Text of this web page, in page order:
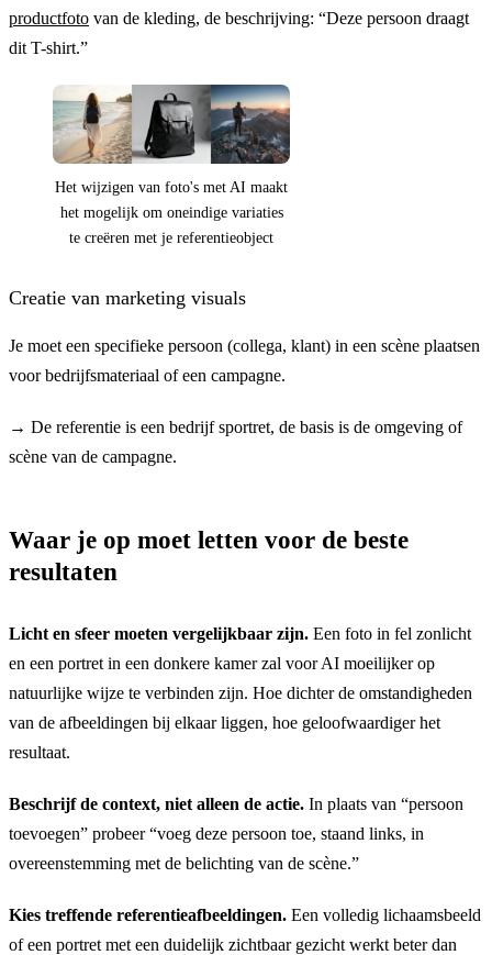
productfoto van de kleding, de beschrijving: “Deze persoon draagt
dit T-shirt.”
Het wijzigen van foto's met AI maakt
het mogelijk om oneindige variaties
te creëren met je referentieobject
Creatie van marketing visuals
Je moet een specifieke persoon (collega, klant) in een scène plaatsen
voor bedrijfsmateriaal of een campagne.
→ De referentie is een bedrijf sportret, de basis is de omgeving of
scène van de campagne.
Waar je op moet letten voor de beste
resultaten
Licht en sfeer moeten vergelijkbaar zijn. Een foto in fel zonlicht
en een portret in een donkere kamer zal voor AI moeilijker op
natuurlijke wijze te verbinden zijn. Hoe dichter de omstandigheden
van de afbeeldingen bij elkaar liggen, hoe geloofwaardiger het
resultaat.
Beschrijf de context, niet alleen de actie. In plaats van “persoon
toevoegen” probeer “voeg deze persoon toe, staand links, in
overeenstemming met de belichting van de scène.”
Kies treffende referentieafbeeldingen. Een volledig lichaamsbeeld
of een portret met een duidelijk zichtbaar gezicht werkt beter dan